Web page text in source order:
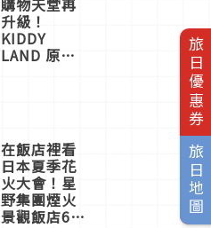
旅日優惠券
旅日地圖
購物天堂再
升級！
KIDDY
LAND 原宿
店3分即達
在飯店裡看
日本夏季花
火大會！星
野集團煙火
景觀飯店6